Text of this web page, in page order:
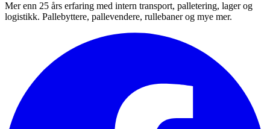
Mer enn 25 års erfaring med intern transport, palletering, lager og
logistikk. Pallebyttere, pallevendere, rullebaner og mye mer.